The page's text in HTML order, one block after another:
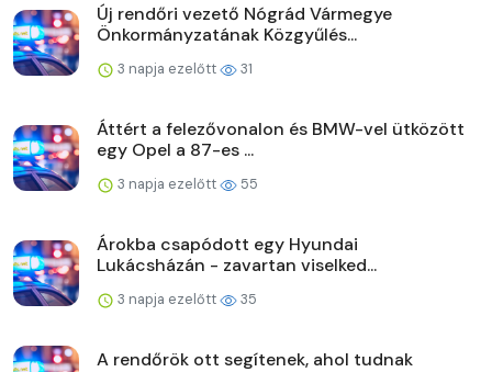
Új rendőri vezető Nógrád Vármegye
Önkormányzatának Közgyűlés...
3 napja ezelőtt 31
Áttért a felezővonalon és BMW-vel ütközött
egy Opel a 87-es ...
3 napja ezelőtt 55
Árokba csapódott egy Hyundai
Lukácsházán - zavartan viselked...
3 napja ezelőtt 35
A rendőrök ott segítenek, ahol tudnak